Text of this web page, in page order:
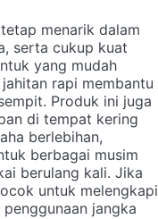
menarik dalam
serta cukup kuat
yang mudah
rapi membantu
Produk ini juga
di tempat kering
berlebihan,
berbagai musim
berulang kali. Jika
untuk melengkapi
jangka